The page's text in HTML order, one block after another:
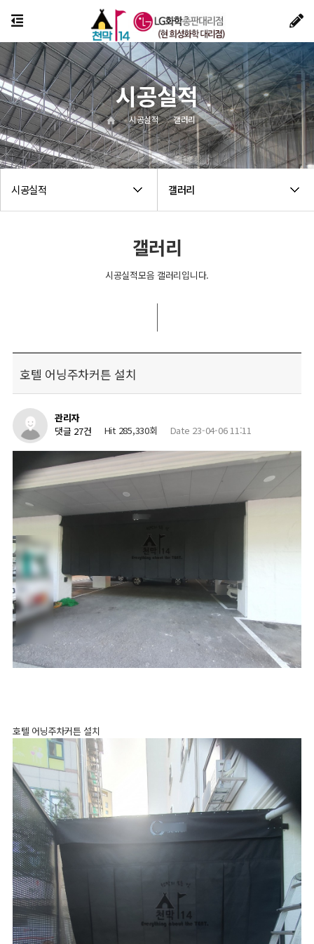
시공실적 갤러리
시공실적 갤러리
시공실적
갤러리
시공실적모음 갤러리입니다.
호텔 어닝주차커튼 설치
관리자
댓글 27건
Hit 285,330회 Date 23-04-06 11:11
호텔 어닝주차커튼 설치